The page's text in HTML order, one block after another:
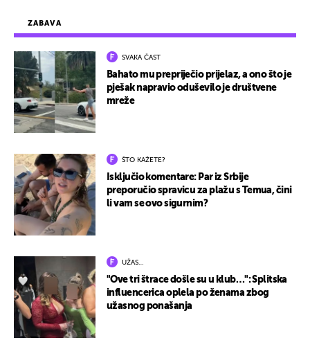
ZABAVA
SVAKA ČAST
Bahato mu prepriječio prijelaz, a ono što je
pješak napravio oduševilo je društvene
mreže
ŠTO KAŽETE?
Isključio komentare: Par iz Srbije
preporučio spravicu za plažu s Temua, čini
li vam se ovo sigurnim?
UŽAS…
"Ove tri štrace došle su u klub…": Splitska
influencerica oplela po ženama zbog
užasnog ponašanja